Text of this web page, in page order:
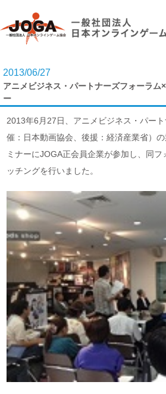
content
2013/06/27
アニメビジネス・パートナーズフォーラ
ー
2013年6月27日、アニメビジネス・パー
催：日本動画協会、後援：経済産業省）
ミナーにJOGA正会員企業が参加し、同
ッチングを行いました。